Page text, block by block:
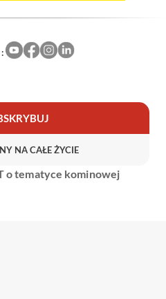
NA CAŁE ŻYCIE
o tematyce kominowej